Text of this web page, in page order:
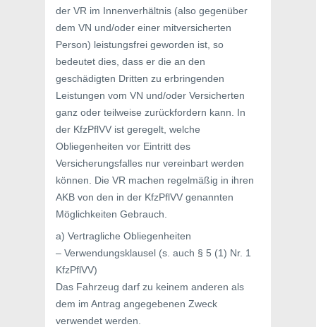
der VR im Innenverhältnis (also gegenüber
dem VN und/oder einer mitversicherten
Person) leistungsfrei geworden ist, so
bedeutet dies, dass er die an den
geschädigten Dritten zu erbringenden
Leistungen vom VN und/oder Versicherten
ganz oder teilweise zurückfordern kann. In
der KfzPflVV ist geregelt, welche
Obliegenheiten vor Eintritt des
Versicherungsfalles nur vereinbart werden
können. Die VR machen regelmäßig in ihren
AKB von den in der KfzPflVV genannten
Möglichkeiten Gebrauch.
a) Vertragliche Obliegenheiten
– Verwendungsklausel (s. auch § 5 (1) Nr. 1
KfzPflVV)
Das Fahrzeug darf zu keinem anderen als
dem im Antrag angegebenen Zweck
verwendet werden.